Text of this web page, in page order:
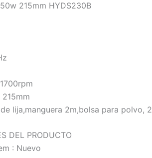
215mm HYDS230B
215mm
lija,manguera 2m,bolsa para polvo,
DEL PRODUCTO
: Nuevo